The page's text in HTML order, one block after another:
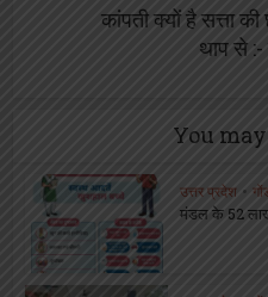
कांपती क्यों है सत्ता
थाप से :-
You
उत्तर प्रदेश •
मंडल के 52